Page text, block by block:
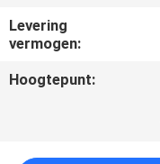
NIEUWS
OFFERTE
Levering
vermogen:
Hoogtepunt: